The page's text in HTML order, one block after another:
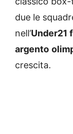
due le
nell’Under21
argento
crescita.